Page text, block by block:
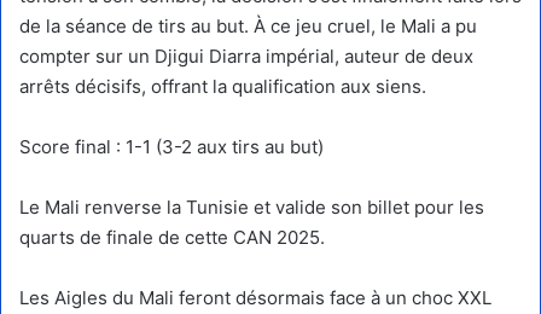
de la séance de tirs au but. À ce jeu cruel, le Mali a pu
compter sur un Djigui Diarra impérial, auteur de deux
arrêts décisifs, offrant la qualification aux siens.
Score final : 1-1 (3-2 aux tirs au but)
Le Mali renverse la Tunisie et valide son billet pour les
quarts de finale de cette CAN 2025.
Les Aigles du Mali feront désormais face à un choc XXL